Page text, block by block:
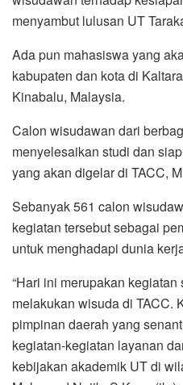
menyambut lulusan UT
Ada pun mahasiswa yang
kabupaten dan kota di
Kinabalu, Malaysia.
Calon wisudawan dari
menyelesaikan studi dan
yang akan digelar di TACC,
Sebanyak 561 calon
kegiatan tersebut sebagai
untuk menghadapi dunia
“Hari ini merupakan
melakukan wisuda di TACC.
pimpinan daerah yang
kegiatan-kegiatan layanan
kebijakan akademik UT di